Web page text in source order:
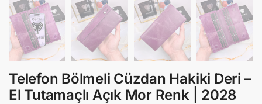
Telefon Bölmeli Cüzdan Hakiki Deri –
El Tutamaçlı Açık Mor Renk | 2028